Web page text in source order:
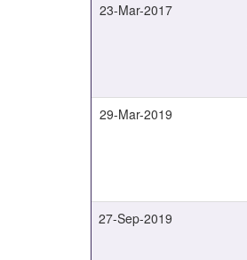
23-Mar-2017
29-Mar-2019
27-Sep-2019